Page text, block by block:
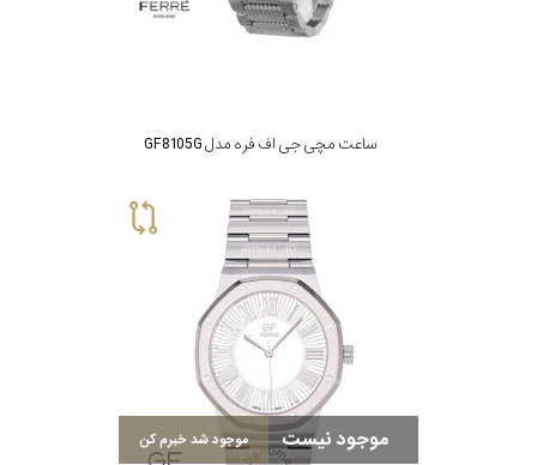
ساعت مچی جی اف فره مدل GF8105G
موجود نیست موجود شد خبرم کن